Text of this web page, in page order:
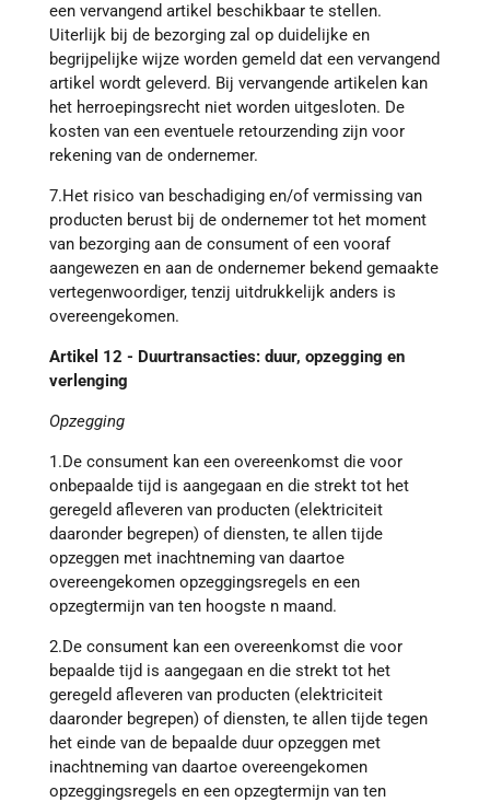
een vervangend artikel beschikbaar te stellen.
Uiterlijk bij de bezorging zal op duidelijke en
begrijpelijke wijze worden gemeld dat een vervangend
artikel wordt geleverd. Bij vervangende artikelen kan
het herroepingsrecht niet worden uitgesloten. De
kosten van een eventuele retourzending zijn voor
rekening van de ondernemer.
7.Het risico van beschadiging en/of vermissing van
producten berust bij de ondernemer tot het moment
van bezorging aan de consument of een vooraf
aangewezen en aan de ondernemer bekend gemaakte
vertegenwoordiger, tenzij uitdrukkelijk anders is
overeengekomen.
Artikel 12 - Duurtransacties: duur, opzegging en
verlenging
Opzegging
1.De consument kan een overeenkomst die voor
onbepaalde tijd is aangegaan en die strekt tot het
geregeld afleveren van producten (elektriciteit
daaronder begrepen) of diensten, te allen tijde
opzeggen met inachtneming van daartoe
overeengekomen opzeggingsregels en een
opzegtermijn van ten hoogste n maand.
2.De consument kan een overeenkomst die voor
bepaalde tijd is aangegaan en die strekt tot het
geregeld afleveren van producten (elektriciteit
daaronder begrepen) of diensten, te allen tijde tegen
het einde van de bepaalde duur opzeggen met
inachtneming van daartoe overeengekomen
opzeggingsregels en een opzegtermijn van ten